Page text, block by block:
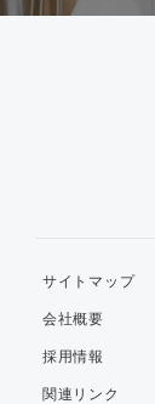
サイトマップ
会社概要
採用情報
関連リンク